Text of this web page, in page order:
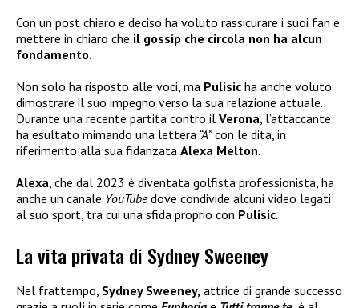
Con un post chiaro e deciso ha voluto rassicurare i suoi fan e
mettere in chiaro che il gossip che circola non ha alcun
fondamento.
Non solo ha risposto alle voci, ma Pulisic ha anche voluto
dimostrare il suo impegno verso la sua relazione attuale.
Durante una recente partita contro il Verona, l’attaccante
ha esultato mimando una lettera “A”con le dita, in
riferimento alla sua fidanzata Alexa Melton.
Alexa, che dal 2023 è diventata golfista professionista, ha
anche un canale YouTubedove condivide alcuni video legati
al suo sport, tra cui una sfida proprio con Pulisic.
La vita privata di Sydney Sweeney
Nel frattempo, Sydney Sweeney, attrice di grande successo